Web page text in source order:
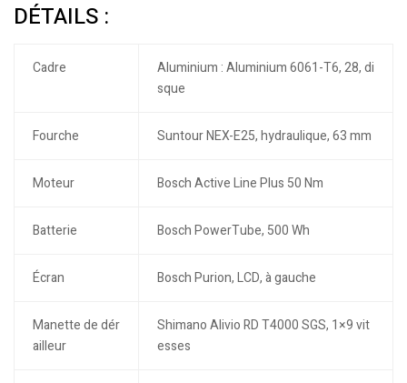
DÉTAILS :
Cadre
Aluminium : Aluminium 6061-T6, 28, di
sque
Fourche Suntour NEX-E25, hydraulique, 63 mm
Moteur Bosch Active Line Plus 50 Nm
Batterie Bosch PowerTube, 500 Wh
Écran Bosch Purion, LCD, à gauche
Manette de dér
ailleur
Shimano Alivio RD T4000 SGS, 1×9 vit
esses